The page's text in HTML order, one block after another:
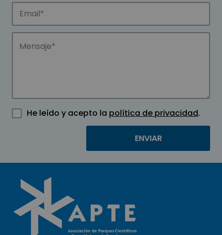
He leído y acepto la política de privacidad.